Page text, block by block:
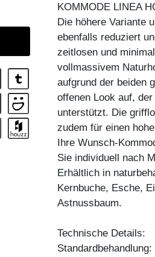
KOMMODE LINEA
Die höhere Variante
ebenfalls reduziert
zeitlosen und
vollmassivem
aufgrund der beiden
offenen Look auf,
unterstützt. Die
zudem für einen
Ihre Wunsch-
Sie individuell nach
Erhältlich in
Kernbuche, Esche,
Astnussbaum.
Technische Details: